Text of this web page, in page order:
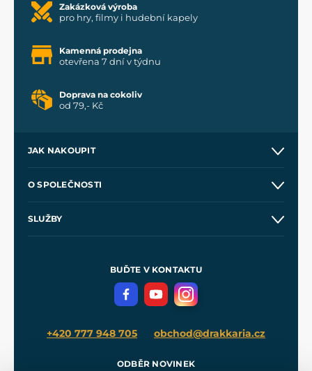
Zakázková výroba
pro hry, filmy i hudební kapely
Kamenná prodejna
otevřena 7 dní v týdnu
Doprava na cokoliv
od 79,- Kč
JAK NAKOUPIT
Velkoobchod
O SPOLEČNOSTI
SLUŽBY
Meče pro Kingdom Come
BUĎTE V KONTAKTU
+420 777 948 705 obchod@drakkaria.cz
ODBĚR NOVINEK